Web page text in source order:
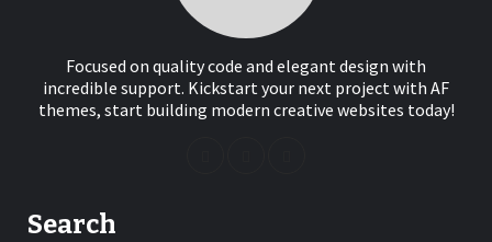
Focused on quality code and elegant design with
incredible support. Kickstart your next project with AF
themes, start building modern creative websites today!
Search